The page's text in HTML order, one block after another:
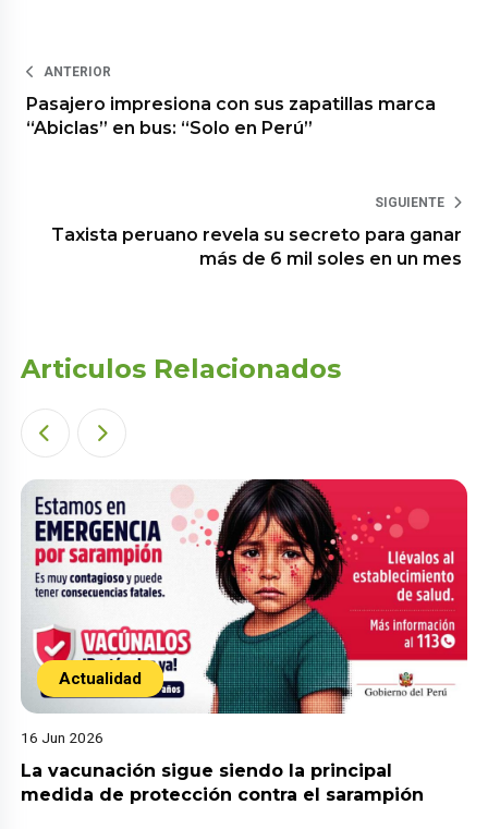
ANTERIOR
Pasajero impresiona con sus zapatillas marca
“Abiclas” en bus: “Solo en Perú”
SIGUIENTE
Taxista peruano revela su secreto para ganar
más de 6 mil soles en un mes
Articulos Relacionados
Actualidad
16 Jun 2026
La vacunación sigue siendo la principal
medida de protección contra el sarampión